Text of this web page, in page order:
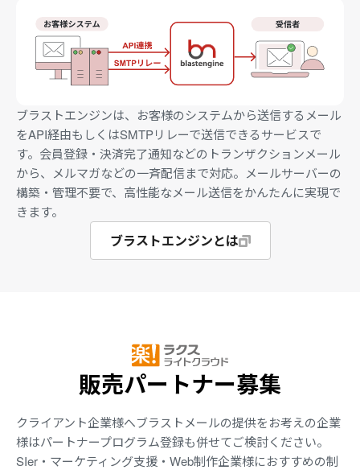
ブラストエンジンは、お客様のシステムから送信するメール
をAPI経由もしくはSMTPリレーで送信できるサービスで
す。会員登録・決済完了通知などのトランザクションメール
から、メルマガなどの一斉配信まで対応。メールサーバーの
構築・管理不要で、高性能なメール送信をかんたんに実現で
きます。
ブラストエンジンとは
販売パートナー募集
クライアント企業様へブラストメールの提供をお考えの企業
様はパートナープログラム登録も併せてご検討ください。
SIer・マーケティング支援・Web制作企業様におすすめの制